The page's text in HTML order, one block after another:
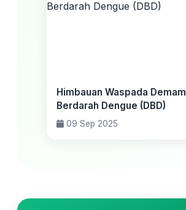
Himbauan Waspada Demam
Berdarah Dengue (DBD)
09 Sep 2025